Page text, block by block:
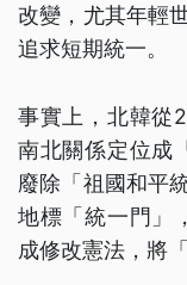
改變，尤其年輕
追求短期統一。
事實上，北韓從
南北關係定位成
廢除「祖國和平
地標「統一門」
成修改憲法，將